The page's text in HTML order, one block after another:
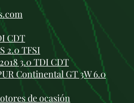
CDT
2.0 TFSI
3.0 TDI CDT
Continental GT 3W 6.0
de ocasión